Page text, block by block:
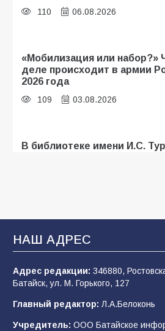
110 06.08.2026
«Мобилизация или набор?»
деле происходит в армии
2026 года
109 03.08.2026
В библиотеке имени И.С.
В Батайске продолжаются
107 04.08.2026
строительные профессии в
спортивного праздника
НАШ АДРЕС
Адрес редакции: 346880,
Батайск, ул. М. Горького, 127
Главный редактор: Л.А.Белоконь
Учредитель: ООО Батайское